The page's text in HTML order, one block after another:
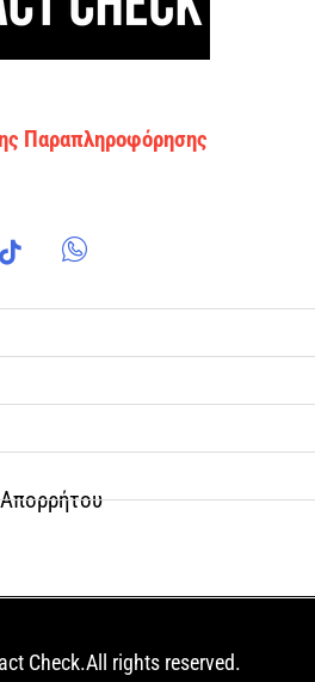
Παραπληροφόρησης
Check.All rights reserved.